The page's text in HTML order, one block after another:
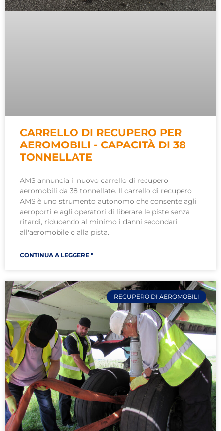
CARRELLO DI RECUPERO PER
AEROMOBILI - CAPACITÀ DI 38
TONNELLATE
AMS annuncia il nuovo carrello di recupero
aeromobili da 38 tonnellate. Il carrello di recupero
AMS è uno strumento autonomo che consente agli
aeroporti e agli operatori di liberare le piste senza
ritardi, riducendo al minimo i danni secondari
all'aeromobile o alla pista.
CONTINUA A LEGGERE "
RECUPERO DI AEROMOBILI